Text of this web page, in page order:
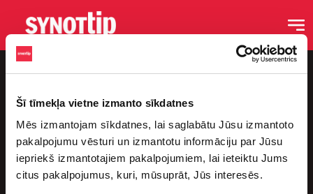
Šī tīmekļa vietne izmanto sīkdatnes
Mēs izmantojam sīkdatnes, lai saglabātu Jūsu izmantoto
pakalpojumu vēsturi un izmantotu informāciju par Jūsu
iepriekš izmantotajiem pakalpojumiem, lai ieteiktu Jums
citus pakalpojumus, kuri, mūsuprāt, Jūs interesēs.
Saites